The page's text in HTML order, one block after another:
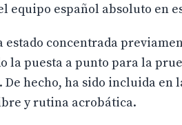
equipo español absoluto en
concentrada
la puesta a punto para la
hecho, ha sido incluida en
y rutina acrobática.